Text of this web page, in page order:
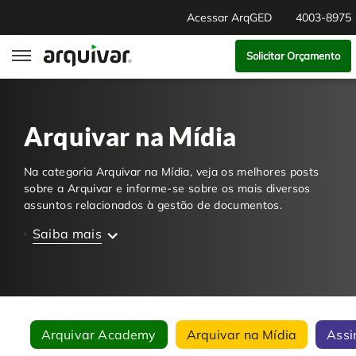
Acessar ArqGED 4003-8975
ArqSign
Soluções
Gestão de Documentos
Software para BPM
Segmentos
Agronegócio
Sobre Nós
Solicitar Orçamento
Arquivar na Mídia
Na categoria Arquivar na Mídia, veja os melhores posts
sobre a Arquivar e informe-se sobre os mais diversos
assuntos relacionados à gestão de documentos.
Saiba mais
Arquivar Academy Arquivar na Mídia